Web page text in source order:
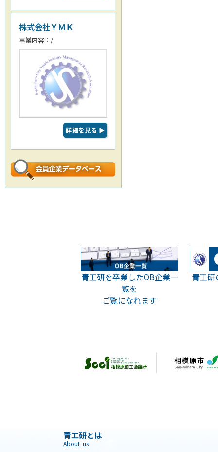
株式会社ＹＭＫ
事業内容：/
詳細を見る ▶
青工研を卒業したOB企業一
覧を
ご覧になれます
青工研
青工研とは
About us